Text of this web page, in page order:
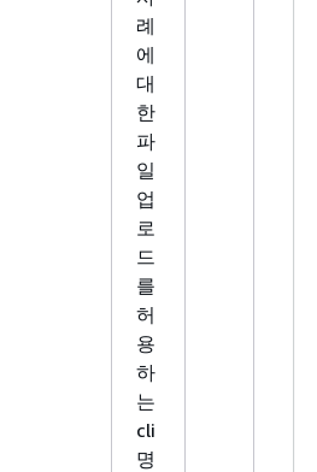
례
에
대
한
파
일
업
로
드
를
허
용
하
는
cli
명